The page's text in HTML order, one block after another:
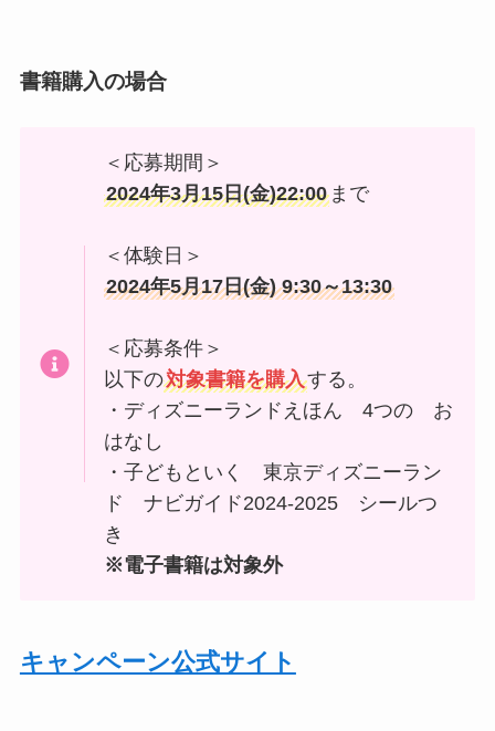
書籍購入の場合
＜応募期間＞
2024年3月15日(金)22:00 まで
＜体験日＞
2024年5月17日(金) 9:30～13:30
＜応募条件＞
以下の対象書籍を購入する。
・ディズニーランドえほん 4つの お
はなし
・子どもといく 東京ディズニーラン
ド ナビガイド2024-2025 シールつ
き
※電子書籍は対象外
キャンペーン公式サイト